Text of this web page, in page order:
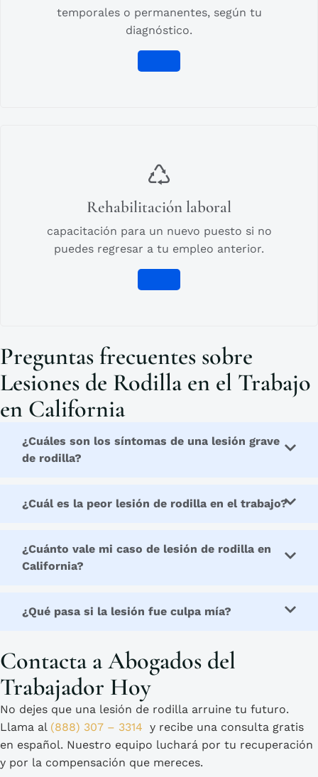
temporales o permanentes, según tu
diagnóstico.
Rehabilitación laboral
capacitación para un nuevo puesto si no
puedes regresar a tu empleo anterior.
Preguntas frecuentes sobre
Lesiones de Rodilla en el Trabajo
en California​
¿Cuáles son los síntomas de una lesión grave
de rodilla?
¿Cuál es la peor lesión de rodilla en el trabajo?
¿Cuánto vale mi caso de lesión de rodilla en
California?
¿Qué pasa si la lesión fue culpa mía?
Contacta a Abogados del
Trabajador Hoy
No dejes que una lesión de rodilla arruine tu futuro.
Llama al (888) 307 – 3314 y recibe una consulta gratis
en español. Nuestro equipo luchará por tu recuperación
y por la compensación que mereces.